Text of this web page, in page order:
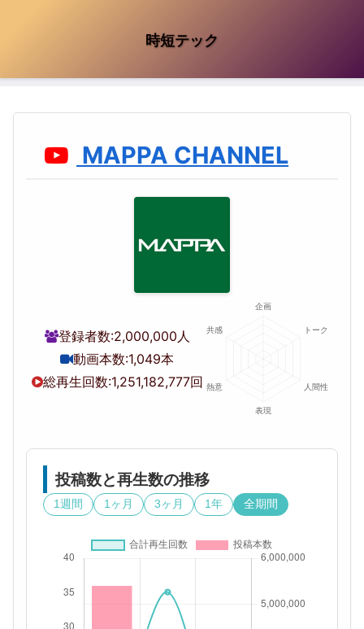
時短テック
MAPPA CHANNEL
登録者数:2,000,000人
動画本数:1,049本
総再生回数:1,251,182,777回
投稿数と再生数の推移
1週間 1ヶ月 3ヶ月 1年 全期間